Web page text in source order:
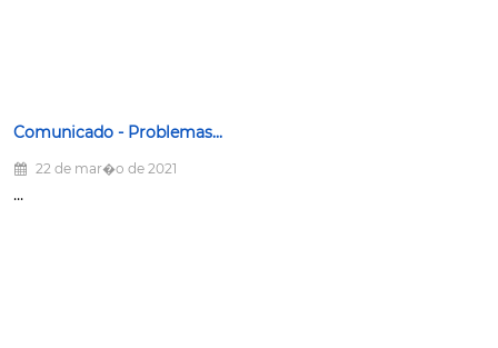
Comunicado - Problemas...
22 de mar�o de 2021
...